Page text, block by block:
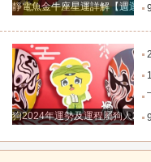
靜電魚金牛座星運詳解【週運
狗2024年運勢及運程屬狗人